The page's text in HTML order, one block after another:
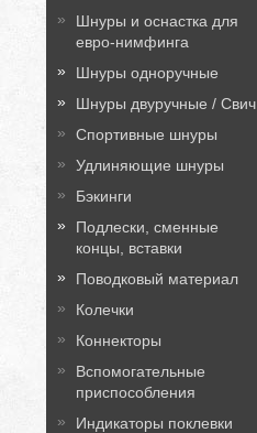
Шнуры и оснастка для
евро-нимфинга
Шнуры одноручные
Шнуры двуручные / Свич
Спортивные шнуры
Удлиняющие шнуры
Бэкинги
Подлески, сменные
концы, вставки
Поводковый материал
Колечки
Коннекторы
Вспомогательные
приспособления
Индикаторы поклевки